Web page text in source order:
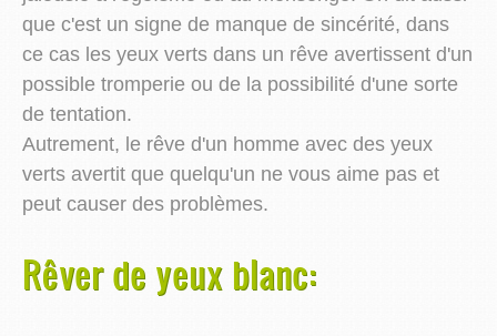
que c'est un signe de manque de sincérité, dans
ce cas les yeux verts dans un rêve avertissent d'un
possible tromperie ou de la possibilité d'une sorte
de tentation.
Autrement, le rêve d'un homme avec des yeux
verts avertit que quelqu'un ne vous aime pas et
peut causer des problèmes.
Rêver de yeux blanc: